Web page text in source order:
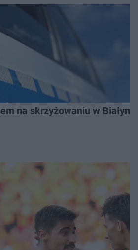
na skrzyżowaniu w